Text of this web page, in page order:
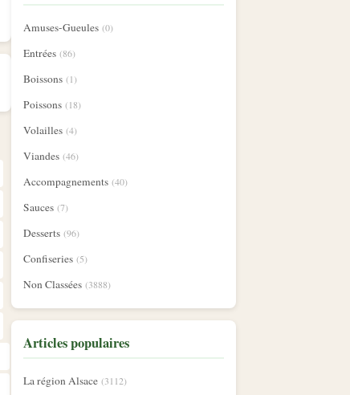
Amuses-Gueules (0)
Entrées (86)
Boissons (1)
Poissons (18)
Volailles (4)
Viandes (46)
Accompagnements (40)
Sauces (7)
Desserts (96)
Confiseries (5)
Non Classées (3888)
Articles populaires
La région Alsace (3112)